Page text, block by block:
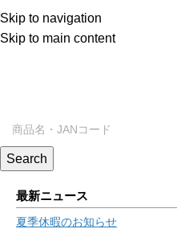
Skip to navigation
Skip to main content
Search
最新ニュース
夏季休暇のお知らせ